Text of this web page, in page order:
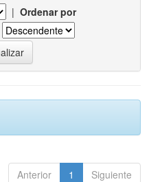
| Ordenar por
Anterior 1 Siguiente